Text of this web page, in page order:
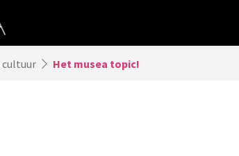
cultuur Het musea topic!